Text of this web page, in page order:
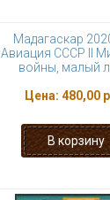
Мадагаскар
Авиация СССР II
войны, малый
Цена: 480,00